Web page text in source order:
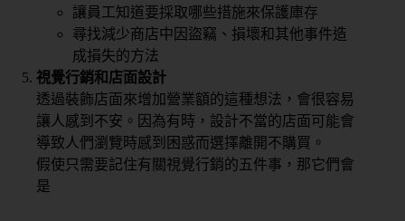
讓員工知道要採取哪些措施來保護庫存
尋找減少商店中因盜竊、損壞和其他事件造
成損失的方法
視覺行銷和店面設計
透過裝飾店面來增加營業額的這種想法，會很容易
讓人感到不安。因為有時，設計不當的店面可能會
導致人們瀏覽時感到困惑而選擇離開不購買。
假使只需要記住有關視覺行銷的五件事，那它們會
是